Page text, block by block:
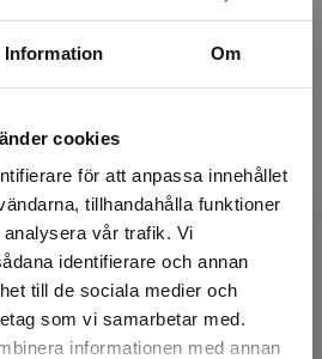
Information Om
cookies
för att anpassa innehållet
tillhandahålla funktioner
vår trafik. Vi
identifierare och annan
till de sociala medier och
som vi samarbetar med.
informationen med annan
fraktregion
och lärare vid
i Stockholm. Hans expertis
Jannesson